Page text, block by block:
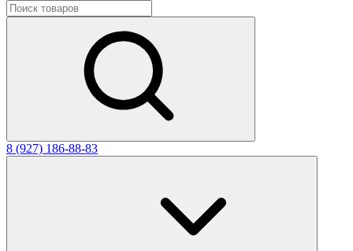
8 (927) 186-88-83